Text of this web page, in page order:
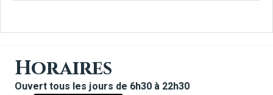
Horaires
Ouvert tous les jours de 6h30 à 22h30